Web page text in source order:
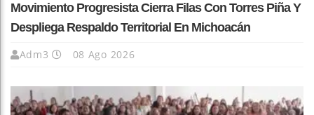
Movimiento Progresista Cierra Filas Con Torres Piña Y
Despliega Respaldo Territorial En Michoacán
Adm3 08 Ago 2026